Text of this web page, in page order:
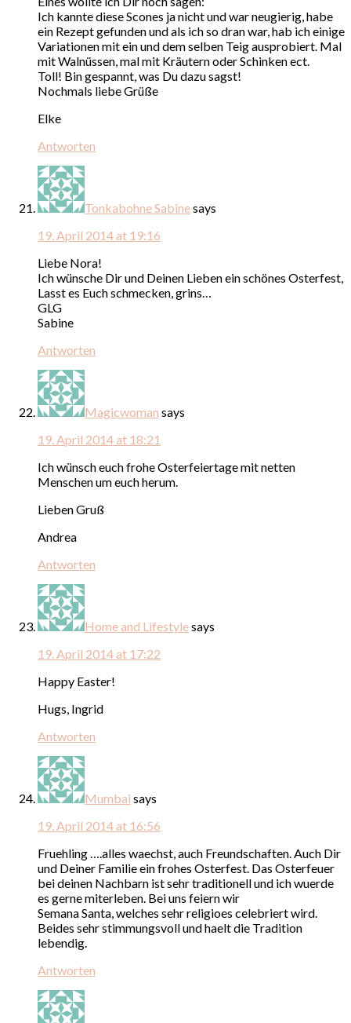
Ich kannte diese Scones ja nicht und war neugierig, habe
ein Rezept gefunden und als ich so dran war, hab ich einige
Variationen mit ein und dem selben Teig ausprobiert. Mal
mit Walnüssen, mal mit Kräutern oder Schinken ect.
Toll! Bin gespannt, was Du dazu sagst!
Nochmals liebe Grüße
Elke
Antworten
Tonkabohne Sabinesays
19. April 2014 at 19:16
Liebe Nora!
Ich wünsche Dir und Deinen Lieben ein schönes Osterfest,
Lasst es Euch schmecken, grins…
GLG
Sabine
Antworten
Magicwoman says
19. April 2014 at 18:21
Ich wünsch euch frohe Osterfeiertage mit netten
Menschen um euch herum.
Lieben Gruß
Andrea
Antworten
Home and Lifestylesays
19. April 2014 at 17:22
Happy Easter!
Hugs, Ingrid
Antworten
Mumbai says
19. April 2014 at 16:56
Fruehling ….alles waechst, auch Freundschaften. Auch Dir
und Deiner Familie ein frohes Osterfest. Das Osterfeuer
bei deinen Nachbarn ist sehr traditionell und ich wuerde
es gerne miterleben. Bei uns feiern wir
Semana Santa, welches sehr religioes celebriert wird.
Beides sehr stimmungsvoll und haelt die Tradition
lebendig.
Antworten